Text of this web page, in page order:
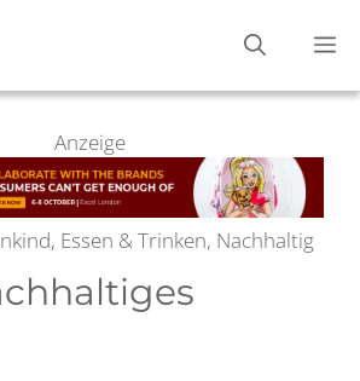
Anzeige
Essen & Trinken, Nachhaltig